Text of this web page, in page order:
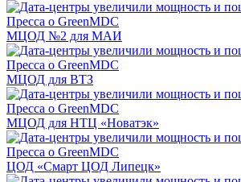
МЦОД №2 для МАИ
МЦОД для ВТЗ
МЦОД для НТЦ «Новатэк»
ЦОД «Смарт ЦОД Липецк»